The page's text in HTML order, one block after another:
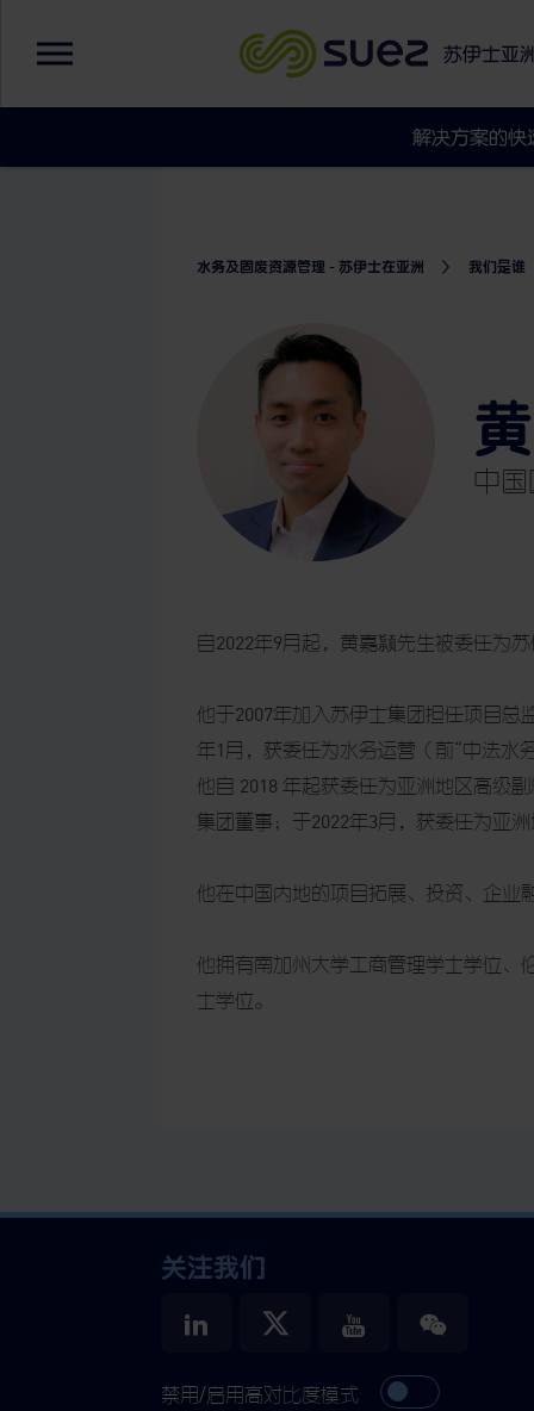
苏伊士亚
解决方案的快
水务及固废资源管理 - 苏伊士在亚洲 我们是谁
中
自2022年9月起，黄嘉颕先生被委任为
他于2007年加入苏伊士集团担任项目
年1月，获委任为水务运营（前“中法水
他自 2018 年起获委任为亚洲地区高级
集团董事；于2022年3月，获委任为亚
他在中国内地的项目拓展、投资、企业
他拥有南加州大学工商管理学士学位、
士学位。
关注我们
禁用/启用高对比度模式